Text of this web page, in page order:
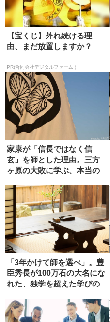
【宝くじ】外れ続ける理
由、まだ放置しますか？
PR(合同会社デジタルファーム )
家康が「信長ではなく信
玄」を師とした理由。三方
ヶ原の大敗に学ぶ、本当の
「3年かけて師を選べ」。豊
臣秀長が100万石の大名にな
れた、独学を超えた学びの